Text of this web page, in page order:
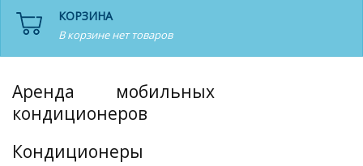
КОРЗИНА
В корзине нет товаров
Аренда мобильных
кондиционеров
Кондиционеры